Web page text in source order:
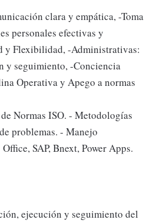
clara y empática, -Toma
personales efectivas y
y Flexibilidad, -Administrativas:
y seguimiento, -Conciencia
Operativa y Apego a normas
Normas ISO. - Metodologías
problemas. - Manejo
SAP, Bnext, Power Apps.
ejecución y seguimiento del